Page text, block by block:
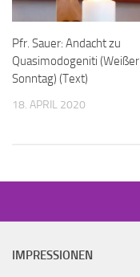
Pfr. Sauer: Andacht zu
Quasimodogeniti (Weißer
Sonntag) (Text)
18. APRIL 2020
IMPRESSIONEN